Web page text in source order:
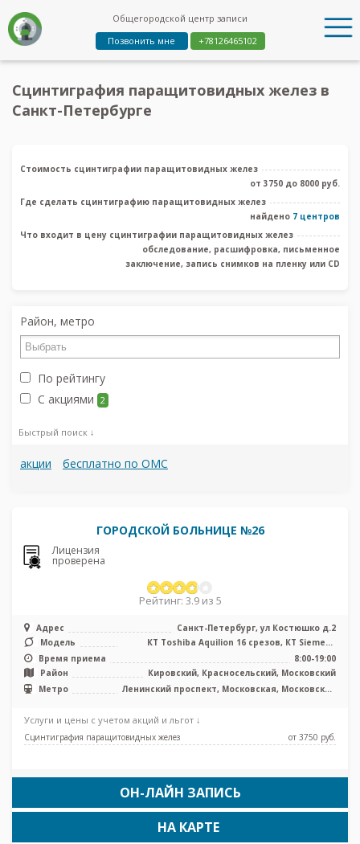
Общегородской центр записи
Позвонить мне
+78126465102
Сцинтиграфия паращитовидных желез в
Санкт-Петербурге
Стоимость сцинтиграфии паращитовидных желез
от 3750 до 8000 руб.
Где сделать сцинтиграфию паращитовидных желез
найдено 7 центров
Что входит в цену сцинтиграфии паращитовидных желез
обследование, расшифровка, письменное
заключение, запись снимков на пленку или CD
Район, метро
По рейтингу
С акциями 2
Быстрый поиск ↓
акции бесплатно по ОМС
ГОРОДСКОЙ БОЛЬНИЦЕ №26
Лицензия
проверена
Рейтинг: 3.9 из 5
Адрес
Санкт-Петербург, ул Костюшко д.2
Модель
КТ Toshiba Aquilion 16 срезов, КТ Siemens
Somatom Definition 64 среза, ...
Время приема
8:00-19:00
Район
Кировский, Красносельский, Московский
Метро
Ленинский проспект, Московская, Московские
Услуги и цены с учетом акций и льгот ↓
Сцинтиграфия паращитовидных желез от 3750 pуб.
ОН-ЛАЙН ЗАПИСЬ
НА КАРТЕ